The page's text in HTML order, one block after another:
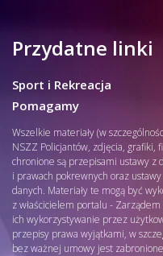
Przydatne linki
Sport i Rekreacja
Pomagamy
Wszelkie materiały (w
NSZZ Policjantów, zdjęcia, grafiki,
chronione są przepisami ustawy
i prawach pokrewnych oraz
danych. Materiały te mogą być
z właścicielem portalu -
ich wykorzystywanie przez
przepisy prawa wyjątkami, w
bez ważnej umowy jest